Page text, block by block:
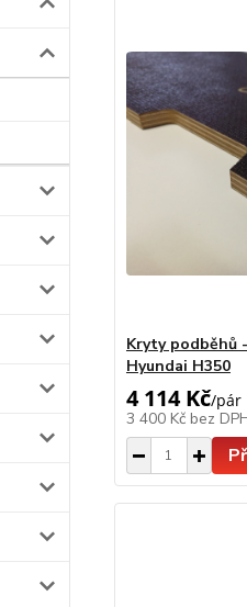
Kryty podběhů
Hyundai H350
4 114 Kč/pár
3 400 Kč bez